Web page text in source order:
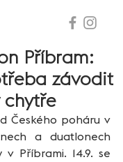
Příbram:
závodit
chytře
a duatlonech
Příbrami. 14.9. se